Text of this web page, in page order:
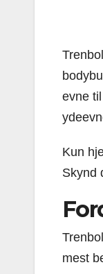
evne
Kun
Skynd
mest